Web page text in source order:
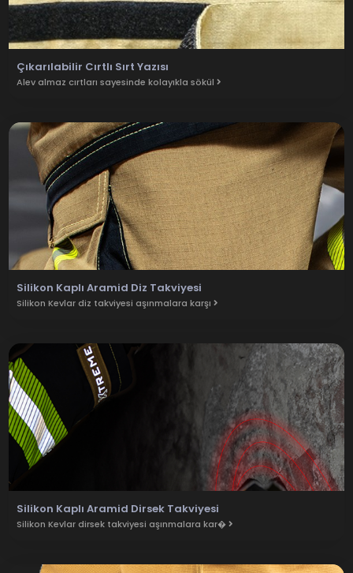
Çıkarılabilir Cırtlı Sırt Yazısı
Alev almaz cırtları sayesinde kolayıkla sökül
Silikon Kaplı Aramid Diz Takviyesi
Silikon Kevlar diz takviyesi aşınmalara karşı
Silikon Kaplı Aramid Dirsek Takviyesi
Silikon Kevlar dirsek takviyesi aşınmalara kar�